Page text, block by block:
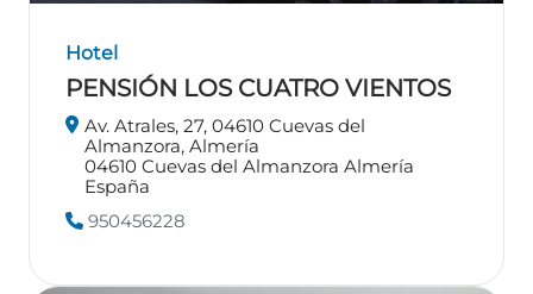
Hotel
PENSIÓN LOS CUATRO VIENTOS
Av. Atrales, 27, 04610 Cuevas del
Almanzora, Almería
04610 Cuevas del Almanzora Almería
España
950456228